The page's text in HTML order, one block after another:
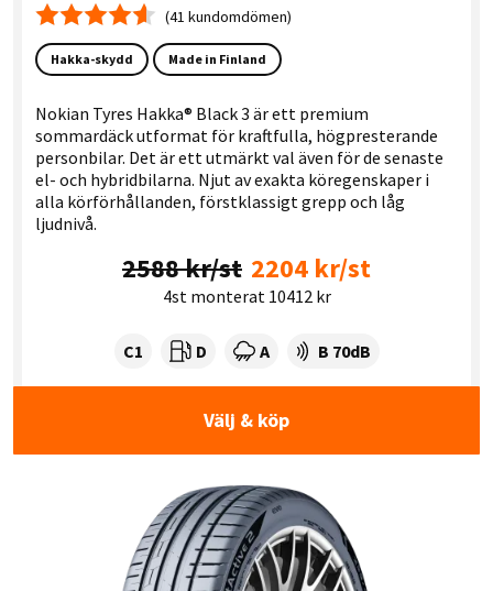
Medelbetyg 4.6 (41 kundomdömen)
Hakka-skydd Made in Finland
Nokian Tyres Hakka® Black 3 är ett premium
sommardäck utformat för kraftfulla, högpresterande
personbilar. Det är ett utmärkt val även för de senaste
el- och hybridbilarna. Njut av exakta köregenskaper i
alla körförhållanden, förstklassigt grepp och låg
ljudnivå.
2588 kr/st 2204 kr/st
4st monterat 10412 kr
Tyre class:
C1 Rullmotstånd:
D Våtgrepp:
A Ljudnivå dB:
B 70dB
Välj & köp